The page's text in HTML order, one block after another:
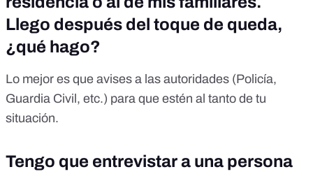
Llego después del toque de queda,
¿qué hago?
Lo mejor es que avises a las autoridades (Policía,
Guardia Civil, etc.) para que estén al tanto de tu
situación.
Tengo que entrevistar a una persona